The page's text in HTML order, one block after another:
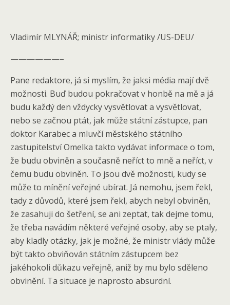
Vladimír MLYNÁŘ; ministr informatiky /US-DEU/
——————–
Pane redaktore, já si myslím, že jaksi média mají dvě
možnosti. Buď budou pokračovat v honbě na mě a já
budu každý den vždycky vysvětlovat a vysvětlovat,
nebo se začnou ptát, jak může státní zástupce, pan
doktor Karabec a mluvčí městského státního
zastupitelství Omelka takto vydávat informace o tom,
že budu obviněn a současně neříct to mně a neříct, v
čemu budu obviněn. To jsou dvě možnosti, kudy se
může to mínění veřejné ubírat. Já nemohu, jsem řekl,
tady z důvodů, které jsem řekl, abych nebyl obviněn,
že zasahuji do šetření, se ani zeptat, tak dejme tomu,
že třeba navádím některé veřejné osoby, aby se ptaly,
aby kladly otázky, jak je možné, že ministr vlády může
být takto obviňován státním zástupcem bez
jakéhokoli důkazu veřejně, aniž by mu bylo sděleno
obvinění. Ta situace je naprosto absurdní.